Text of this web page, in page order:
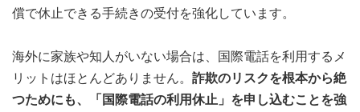
償で休止できる手続きの受付を強化しています。
海外に家族や知人がいない場合は、国際電話を利用するメ
リットはほとんどありません。 詐欺のリスクを根本から絶
つためにも、「国際電話の利用休止」を申し込むことを強